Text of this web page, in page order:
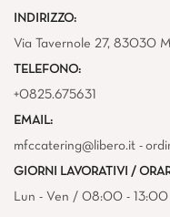
INDIRIZZO:
Via Tavernole 27, 83030
TELEFONO:
+0825.675631
EMAIL:
mfccatering@libero.it -
GIORNI LAVORATIVI /
Lun - Ven / 08:00 -